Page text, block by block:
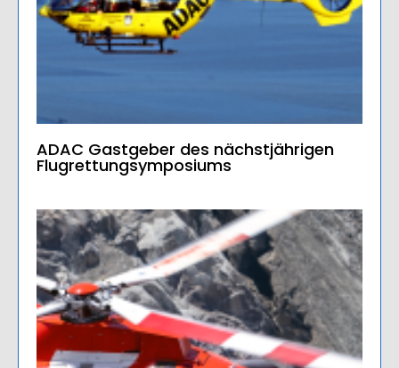
ADAC Gastgeber des nächstjährigen
Flugrettungsymposiums